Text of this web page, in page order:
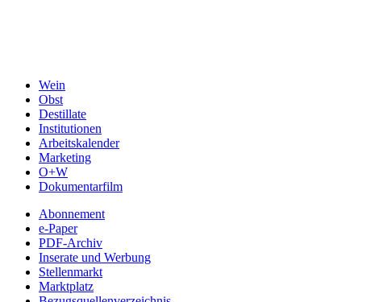
Wein
Obst
Destillate
Institutionen
Arbeitskalender
Marketing
O+W
Dokumentarfilm
Abonnement
e-Paper
PDF-Archiv
Inserate und Werbung
Stellenmarkt
Marktplatz